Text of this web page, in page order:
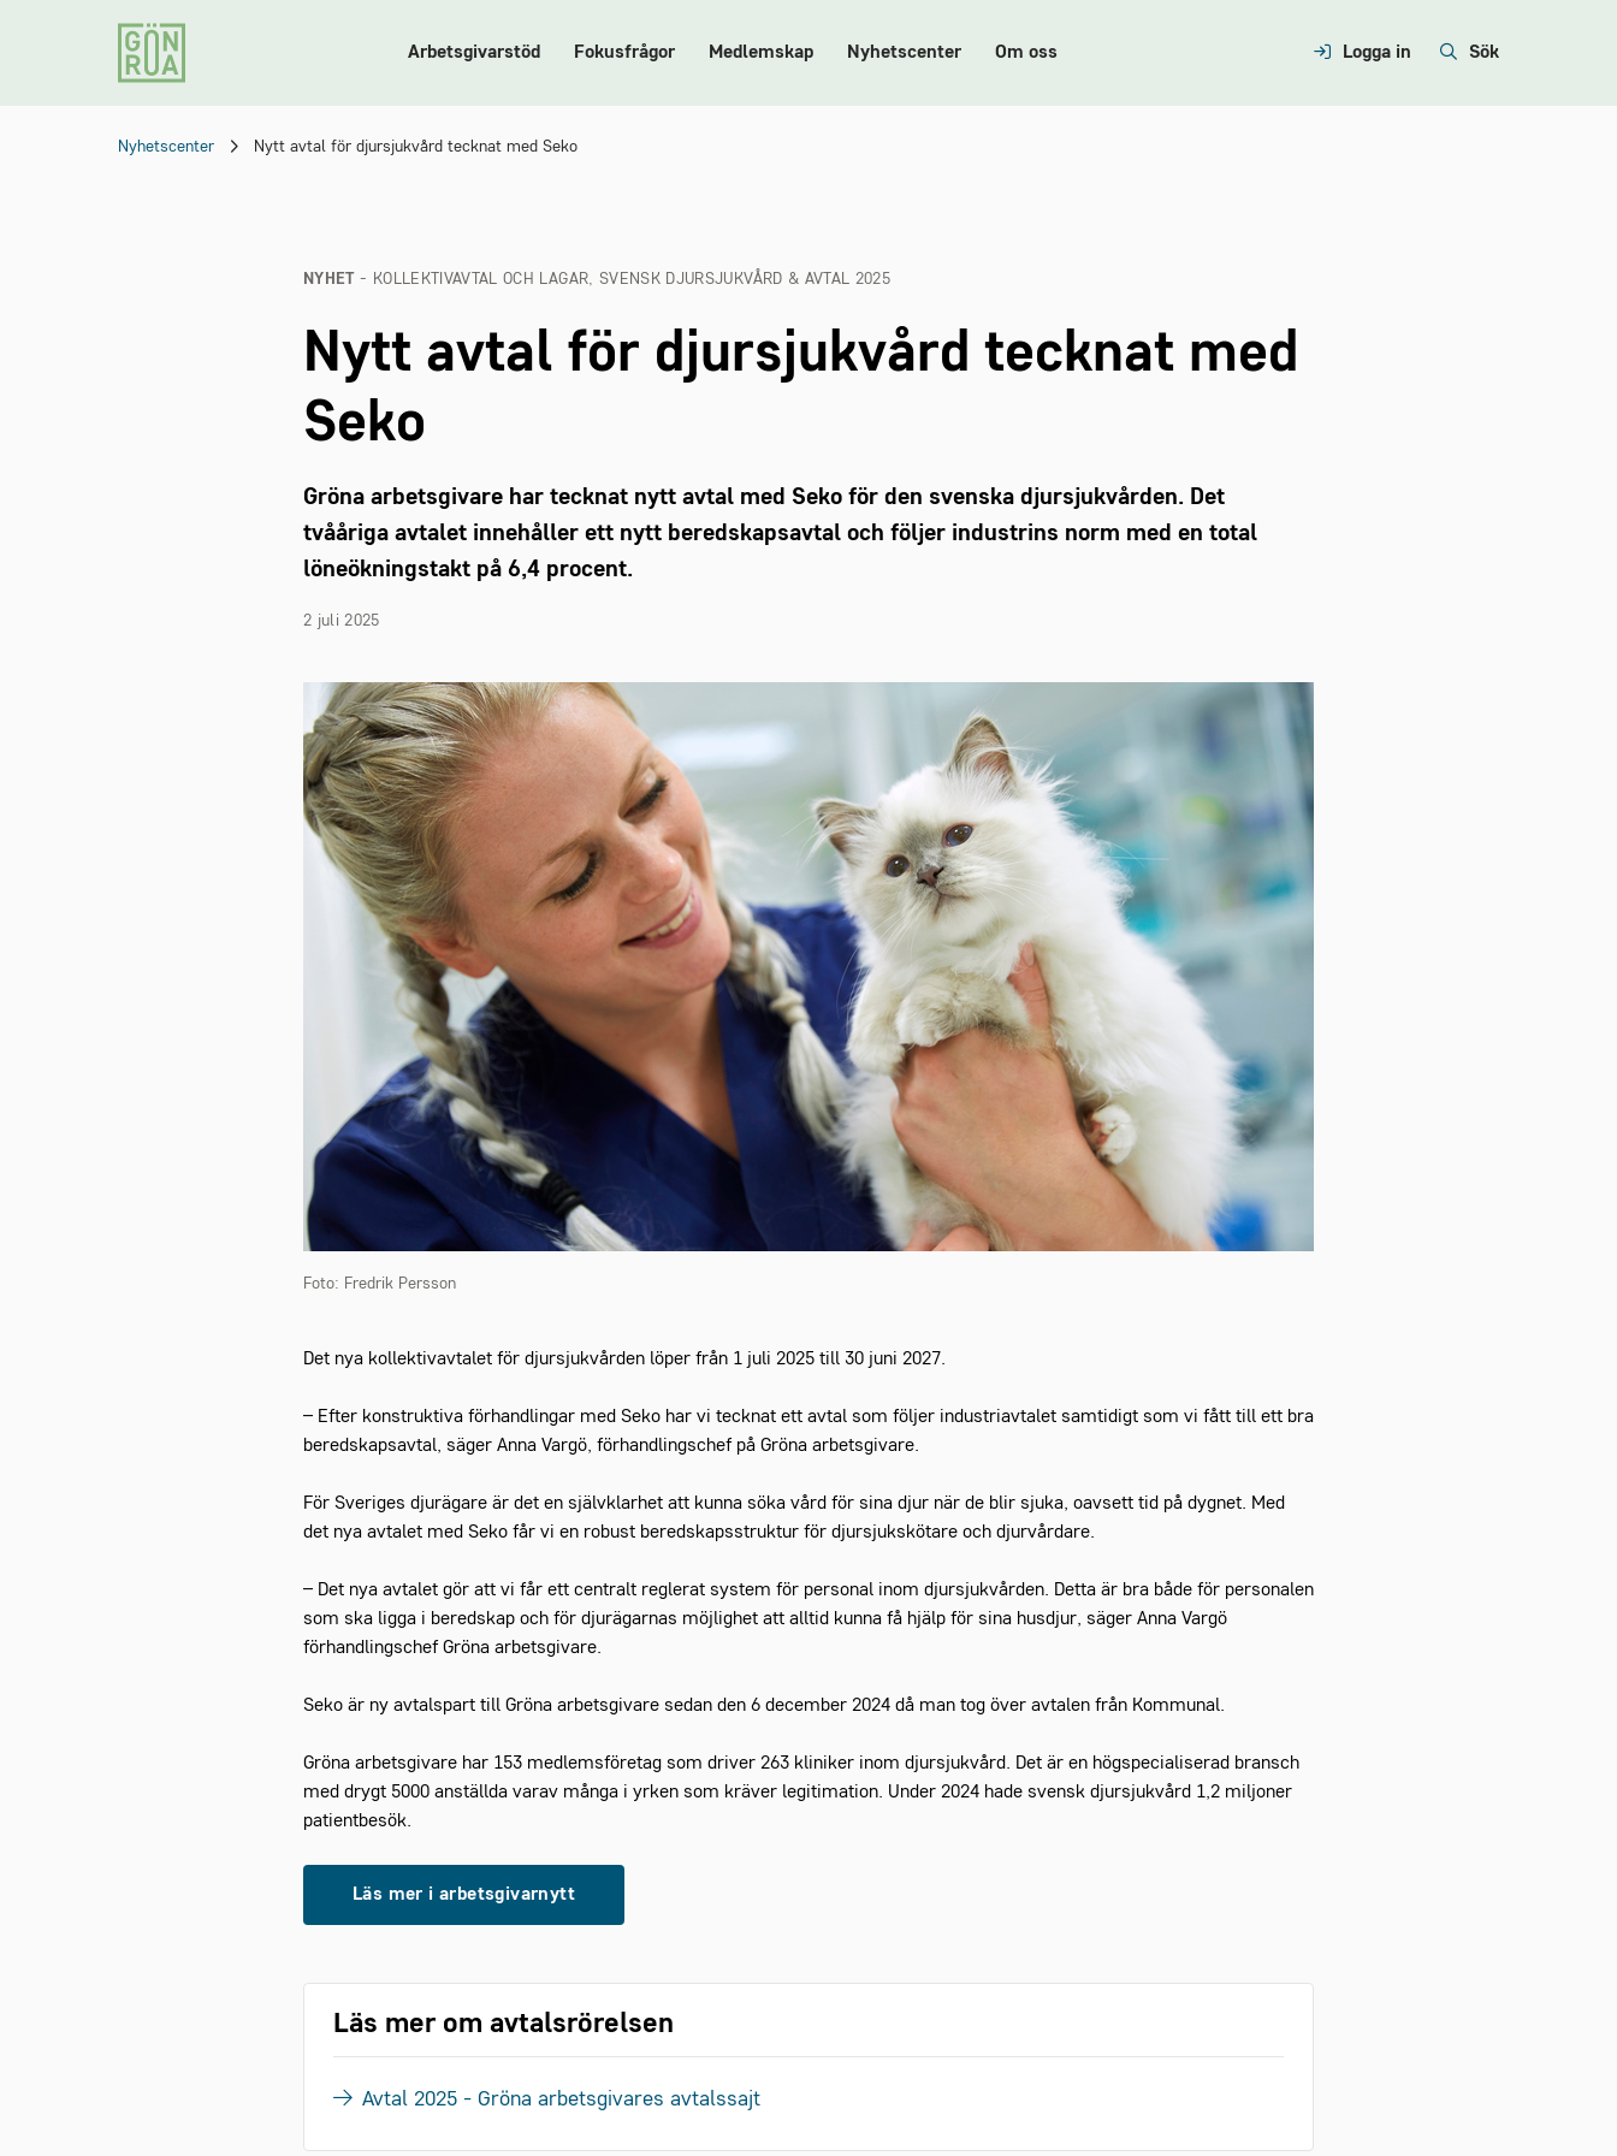
Arbetsgivarstöd Fokusfrågor Medlemskap Nyhetscenter Om oss Logga in Sök
Nyhetscenter Nytt avtal för djursjukvård tecknat med Seko
NYHET - KOLLEKTIVAVTAL OCH LAGAR, SVENSK DJURSJUKVÅRD & AVTAL 2025
Nytt avtal för djursjukvård tecknat med
Seko
Gröna arbetsgivare har tecknat nytt avtal med Seko för den svenska djursjukvården. Det
tvååriga avtalet innehåller ett nytt beredskapsavtal och följer industrins norm med en total
löneökningstakt på 6,4 procent.
2 juli 2025
Foto: Fredrik Persson
Det nya kollektivavtalet för djursjukvården löper från 1 juli 2025 till 30 juni 2027.
– Efter konstruktiva förhandlingar med Seko har vi tecknat ett avtal som följer industriavtalet samtidigt som vi fått till ett bra
beredskapsavtal, säger Anna Vargö, förhandlingschef på Gröna arbetsgivare.
För Sveriges djurägare är det en självklarhet att kunna söka vård för sina djur när de blir sjuka, oavsett tid på dygnet. Med
det nya avtalet med Seko får vi en robust beredskapsstruktur för djursjukskötare och djurvårdare.
– Det nya avtalet gör att vi får ett centralt reglerat system för personal inom djursjukvården. Detta är bra både för personalen
som ska ligga i beredskap och för djurägarnas möjlighet att alltid kunna få hjälp för sina husdjur, säger Anna Vargö
förhandlingschef Gröna arbetsgivare.
Seko är ny avtalspart till Gröna arbetsgivare sedan den 6 december 2024 då man tog över avtalen från Kommunal.
Gröna arbetsgivare har 153 medlemsföretag som driver 263 kliniker inom djursjukvård. Det är en högspecialiserad bransch
med drygt 5000 anställda varav många i yrken som kräver legitimation. Under 2024 hade svensk djursjukvård 1,2 miljoner
patientbesök.
Läs mer i arbetsgivarnytt
Läs mer om avtalsrörelsen
Avtal 2025 - Gröna arbetsgivares avtalssajt